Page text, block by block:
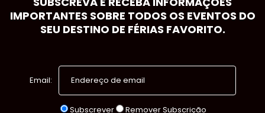
IMPORTANTES SOBRE TODOS OS EVENTOS DO
SEU DESTINO DE FÉRIAS FAVORITO.
Email:
Subscrever
Remover Subscrição